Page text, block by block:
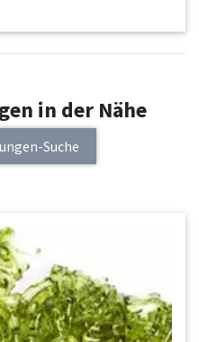
in der Nähe
Suche